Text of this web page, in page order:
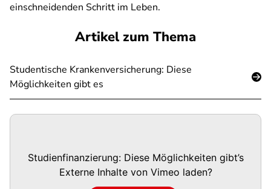
einschneidenden Schritt im Leben.
Artikel zum Thema
Studentische Krankenversicherung: Diese
Möglichkeiten gibt es
Studienfinanzierung: Diese Möglichkeiten gibt’s
Externe Inhalte von Vimeo laden?